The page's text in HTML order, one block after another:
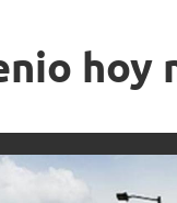
hoy